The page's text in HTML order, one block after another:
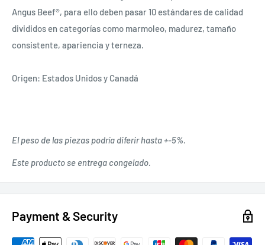
Angus Beef®, para ello deben pasar 10 estándares de calidad
divididos en categorías como marmoleo, madurez, tamaño
consistente, apariencia y terneza.
Origen: Estados Unidos y Canadá
El peso de las piezas podría diferir hasta +-5%.
Este producto se entrega congelado.
Payment & Security